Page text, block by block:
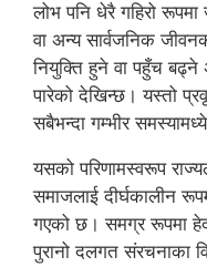
लोभ पनि धेरै गहिरो
वा अन्य सार्वजनिक
नियुक्ति हुने वा पहुँच बढ्ने
पारेको देखिन्छ। यस्तो
सबैभन्दा गम्भीर
यसको परिणामस्वरूप
समाजलाई दीर्घकालीन
गएको छ। समग्र रूपमा
पुरानो दलगत संरचनाका